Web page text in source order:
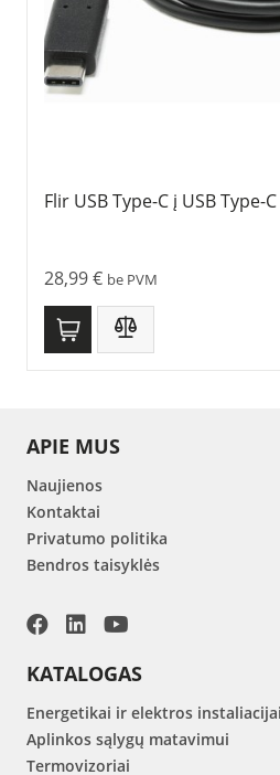
Flir USB Type-C į USB Type-
28,99€ be PVM
APIE MUS
Naujienos
Kontaktai
Privatumo politika
Bendros taisyklės
KATALOGAS
Energetikai ir elektros instaliacijai
Aplinkos sąlygų matavimui
Termovizoriai